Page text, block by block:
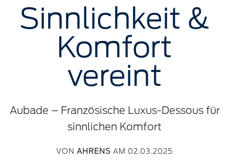
Sinnlichkeit &
Komfort
vereint
Aubade – Französische Luxus-Dessous für
sinnlichen Komfort
VONAHRENS AM 02.03.2025